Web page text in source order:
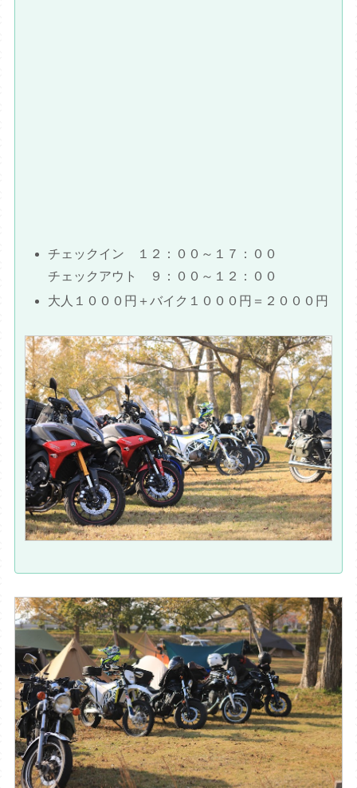
チェックイン １２：００～１７：００
チェックアウト ９：００～１２：００
大人１０００円＋バイク１０００円＝２０００円